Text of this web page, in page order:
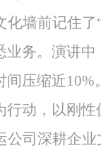
化墙前记住了
务。演讲
间压缩近
动，以刚
公司深耕企